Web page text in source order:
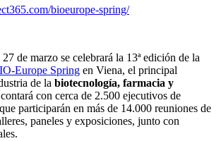
bioeurope-spring/
de marzo se celebrará la 13ª edición de la
Europe Spring en Viena, el principal
de la biotecnología, farmacia y
con cerca de 2.500 ejecutivos de
participarán en más de 14.000 reuniones de
paneles y exposiciones, junto con